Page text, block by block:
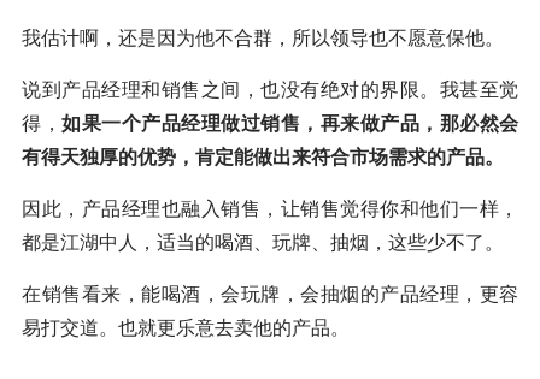
我估计啊，还是因为他不合群，所以领导也不愿意保他。
说到产品经理和销售之间，也没有绝对的界限。我甚至觉
得， 如果一个产品经理做过销售，再来做产品，那必然会
有得天独厚的优势，肯定能做出来符合市场需求的产品。
因此，产品经理也融入销售，让销售觉得你和他们一样，
都是江湖中人，适当的喝酒、玩牌、抽烟，这些少不了。
在销售看来，能喝酒，会玩牌，会抽烟的产品经理，更容
易打交道。也就更乐意去卖他的产品。